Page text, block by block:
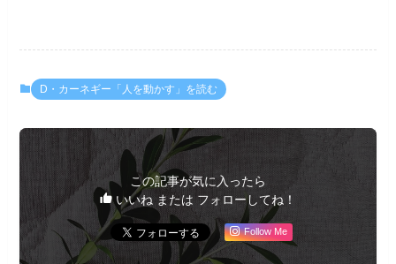
D・カーネギー「人を動かす」を読む
この記事が気に入ったら
いいね または フォローしてね！
Follow Me